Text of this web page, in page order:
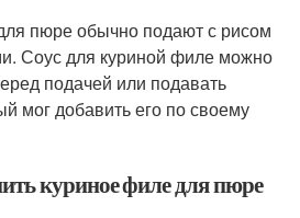
пюре обычно подают с рисом
Соус для куриной филе можно
подачей или подавать
мог добавить его по своему
куриное филе для пюре